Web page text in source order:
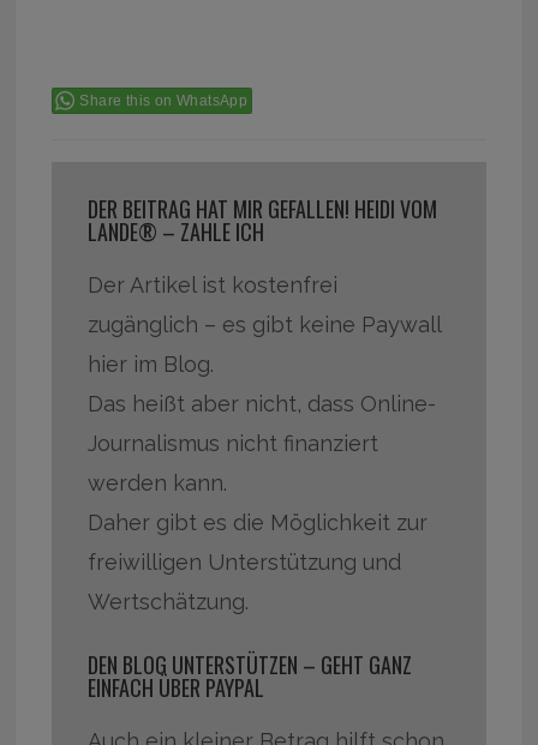
Share this on WhatsApp
DER BEITRAG HAT MIR GEFALLEN! HEIDI VOM
LANDE® – ZAHLE ICH
Der Artikel ist kostenfrei
zugänglich – es gibt keine Paywall
hier im Blog.
Das heißt aber nicht, dass Online-
Journalismus nicht finanziert
werden kann.
Daher gibt es die Möglichkeit zur
freiwilligen Unterstützung und
Wertschätzung.
DEN BLOG UNTERSTÜTZEN – GEHT GANZ
EINFACH ÜBER PAYPAL